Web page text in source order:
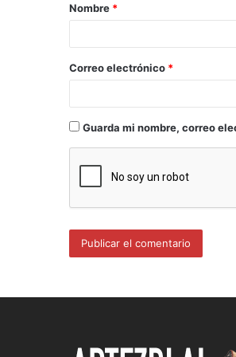
Nombre *
Correo electrónico *
Guarda mi nombre, correo